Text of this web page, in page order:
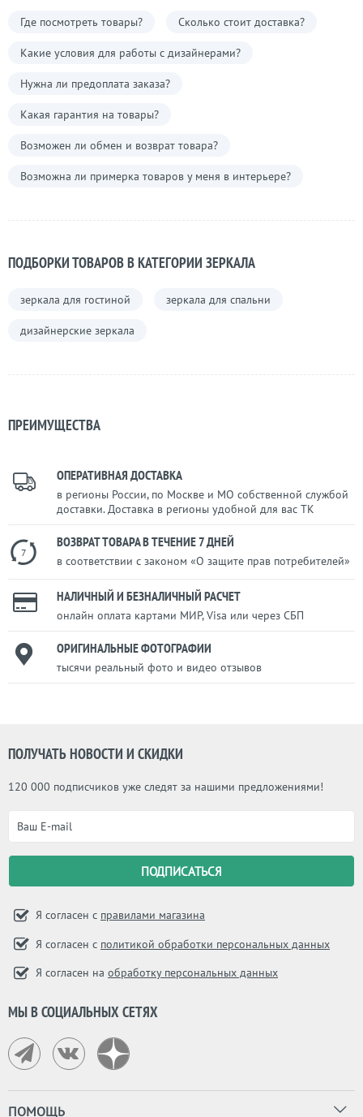
Где посмотреть товары? Сколько стоит доставка?
Какие условия для работы с дизайнерами?
Нужна ли предоплата заказа?
Какая гарантия на товары?
Возможен ли обмен и возврат товара?
Возможна ли примерка товаров у меня в интерьере?
ПОДБОРКИ ТОВАРОВ В КАТЕГОРИИ ЗЕРКАЛА
зеркала для гостиной зеркала для спальни
дизайнерские зеркала
ПРЕИМУЩЕСТВА
ОПЕРАТИВНАЯ ДОСТАВКА
в регионы России, по Москве и МО собственной службой
доставки. Доставка в регионы удобной для вас ТК
7
ВОЗВРАТ ТОВАРА В ТЕЧЕНИЕ 7 ДНЕЙ
в соответствии с законом «О защите прав потребителей»
НАЛИЧНЫЙ И БЕЗНАЛИЧНЫЙ РАСЧЕТ
онлайн оплата картами МИР, Visa или через СБП
ОРИГИНАЛЬНЫЕ ФОТОГРАФИИ
тысячи реальный фото и видео отзывов
ПОЛУЧАТЬ НОВОСТИ И СКИДКИ
120 000 подписчиков уже следят за нашими предложениями!
Я согласен с правилами магазина
Я согласен с политикой обработки персональных данных
Я согласен на обработку персональных данных
МЫ В СОЦИАЛЬНЫХ СЕТЯХ
ПОМОЩЬ